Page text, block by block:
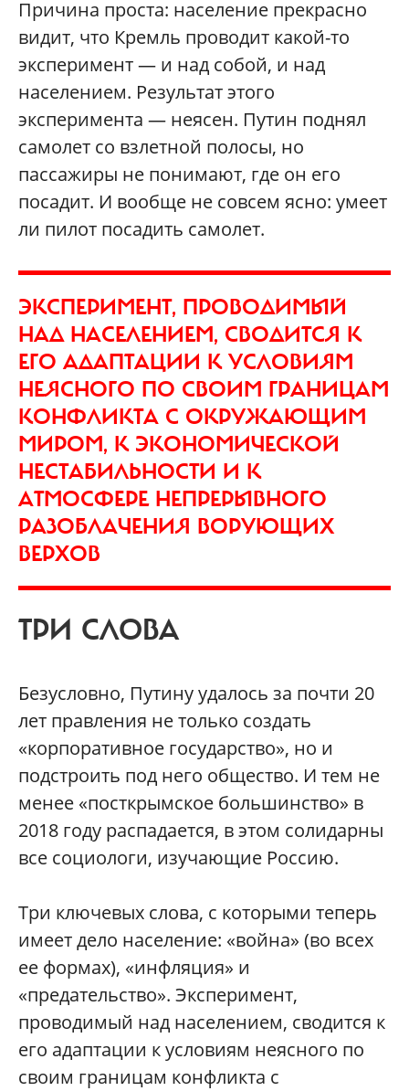
Причина проста: население прекрасно
видит, что Кремль проводит какой-то
эксперимент — и над собой, и над
населением. Результат этого
эксперимента — неясен. Путин поднял
самолет со взлетной полосы, но
пассажиры не понимают, где он его
посадит. И вообще не совсем ясно: умеет
ли пилот посадить самолет.
ЭКСПЕРИМЕНТ, ПРОВОДИМЫЙ
НАД НАСЕЛЕНИЕМ, СВОДИТСЯ К
ЕГО АДАПТАЦИИ К УСЛОВИЯМ
НЕЯСНОГО ПО СВОИМ ГРАНИЦАМ
КОНФЛИКТА С ОКРУЖАЮЩИМ
МИРОМ, К ЭКОНОМИЧЕСКОЙ
НЕСТАБИЛЬНОСТИ И К
АТМОСФЕРЕ НЕПРЕРЫВНОГО
РАЗОБЛАЧЕНИЯ ВОРУЮЩИХ
ВЕРХОВ
ТРИ СЛОВА
Безусловно, Путину удалось за почти 20
лет правления не только создать
«корпоративное государство», но и
подстроить под него общество. И тем не
менее «посткрымское большинство» в
2018 году распадается, в этом солидарны
все социологи, изучающие Россию.
Три ключевых слова, с которыми теперь
имеет дело население: «война» (во всех
ее формах), «инфляция» и
«предательство». Эксперимент,
проводимый над населением, сводится к
его адаптации к условиям неясного по
своим границам конфликта с